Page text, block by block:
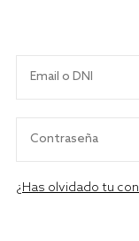
¿Has olvidado tu